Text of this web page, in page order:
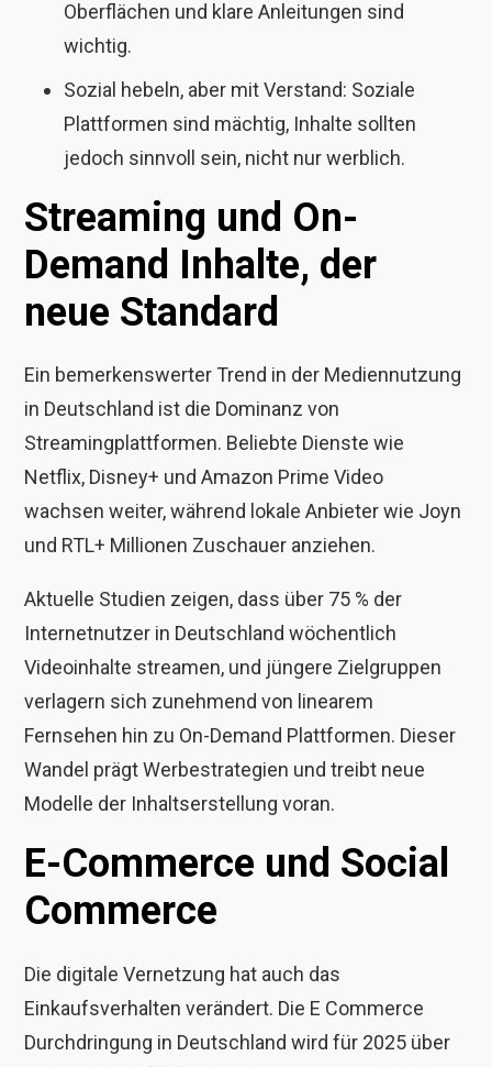
Oberflächen und klare Anleitungen sind
wichtig.
Sozial hebeln, aber mit Verstand: Soziale
Plattformen sind mächtig, Inhalte sollten
jedoch sinnvoll sein, nicht nur werblich.
Streaming und On-
Demand Inhalte, der
neue Standard
Ein bemerkenswerter Trend in der Mediennutzung
in Deutschland ist die Dominanz von
Streamingplattformen. Beliebte Dienste wie
Netflix, Disney+ und Amazon Prime Video
wachsen weiter, während lokale Anbieter wie Joyn
und RTL+ Millionen Zuschauer anziehen.
Aktuelle Studien zeigen, dass über 75 % der
Internetnutzer in Deutschland wöchentlich
Videoinhalte streamen, und jüngere Zielgruppen
verlagern sich zunehmend von linearem
Fernsehen hin zu On-Demand Plattformen. Dieser
Wandel prägt Werbestrategien und treibt neue
Modelle der Inhaltserstellung voran.
E-Commerce und Social
Commerce
Die digitale Vernetzung hat auch das
Einkaufsverhalten verändert. Die E Commerce
Durchdringung in Deutschland wird für 2025 über